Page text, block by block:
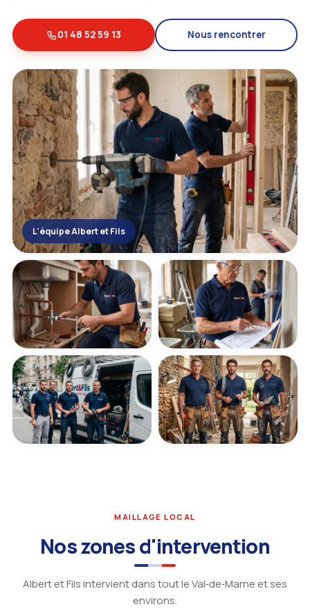
01 48 52 59 13 Nous rencontrer
L'équipe Albert et Fils
MAILLAGE LOCAL
Nos zones d'intervention
Albert et Fils intervient dans tout le Val‑de‑Marne et ses
environs.